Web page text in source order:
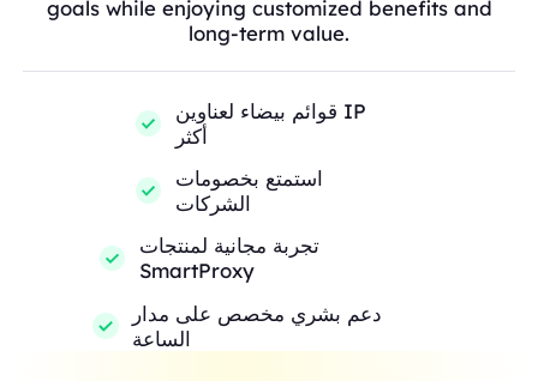
goals while enjoying customized benefits and
long-term value.
قوائم بيضاء لعناوين IP
أكثر
استمتع بخصومات
الشركات
تجربة مجانية لمنتجات
SmartProxy
دعم بشري مخصص على مدار
الساعة